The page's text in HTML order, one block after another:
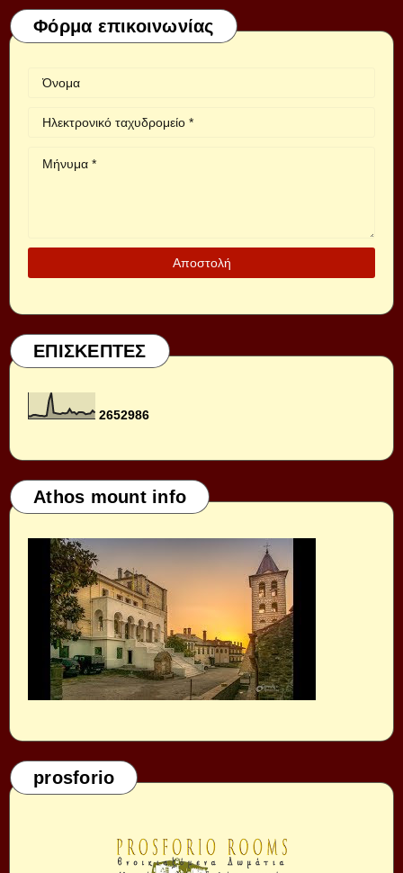
Φόρμα επικοινωνίας
ΕΠΙΣΚΕΠΤΕΣ
2652986
Athos mount info
prosforio